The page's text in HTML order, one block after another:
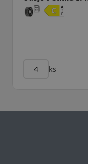
DO KOŠÍKU